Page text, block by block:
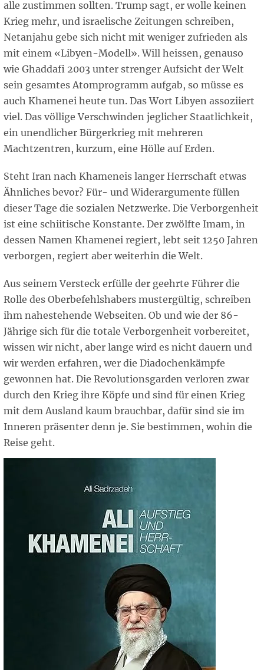
alle zustimmen sollten. Trump sagt, er wolle keinen
Krieg mehr, und israelische Zeitungen schreiben,
Netanjahu gebe sich nicht mit weniger zufrieden als
mit einem «Libyen-Modell». Will heissen, genauso
wie Ghaddafi 2003 unter strenger Aufsicht der Welt
sein gesamtes Atomprogramm aufgab, so müsse es
auch Khamenei heute tun. Das Wort Libyen assoziiert
viel. Das völlige Verschwinden jeglicher Staatlichkeit,
ein unendlicher Bürgerkrieg mit mehreren
Machtzentren, kurzum, eine Hölle auf Erden.
Steht Iran nach Khameneis langer Herrschaft etwas
Ähnliches bevor? Für- und Widerargumente füllen
dieser Tage die sozialen Netzwerke. Die Verborgenheit
ist eine schiitische Konstante. Der zwölfte Imam, in
dessen Namen Khamenei regiert, lebt seit 1250 Jahren
verborgen, regiert aber weiterhin die Welt.
Aus seinem Versteck erfülle der geehrte Führer die
Rolle des Oberbefehlshabers mustergültig, schreiben
ihm nahestehende Webseiten. Ob und wie der 86-
Jährige sich für die totale Verborgenheit vorbereitet,
wissen wir nicht, aber lange wird es nicht dauern und
wir werden erfahren, wer die Diadochenkämpfe
gewonnen hat. Die Revolutionsgarden verloren zwar
durch den Krieg ihre Köpfe und sind für einen Krieg
mit dem Ausland kaum brauchbar, dafür sind sie im
Inneren präsenter denn je. Sie bestimmen, wohin die
Reise geht.